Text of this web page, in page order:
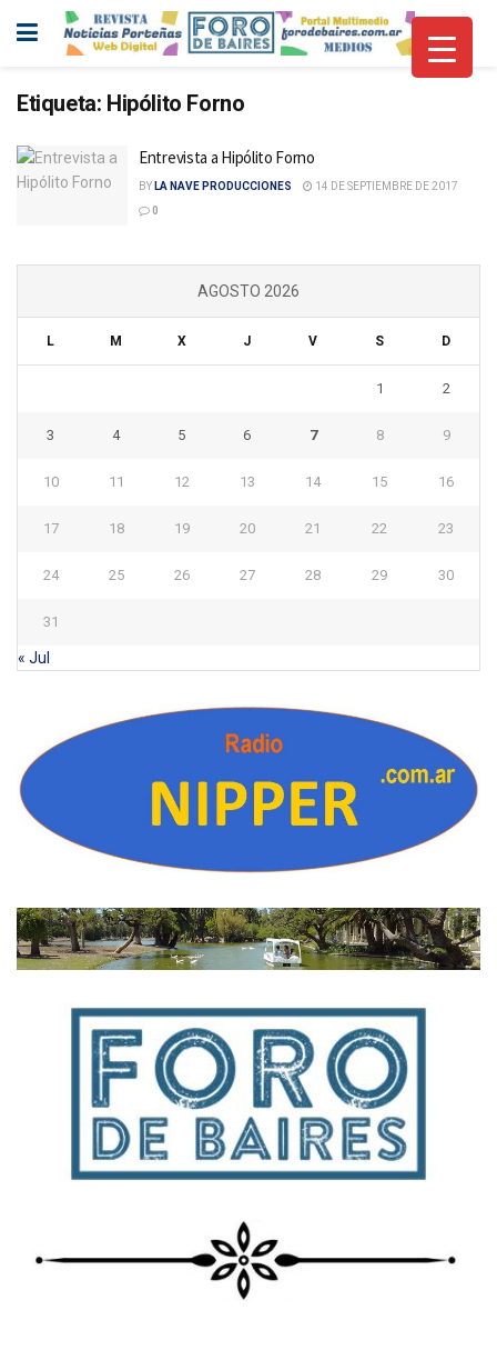
Etiqueta: Hipólito Forno
Entrevista a Hipólito Forno
BY LA NAVE PRODUCCIONES
14 DE SEPTIEMBRE DE 2017
0
AGOSTO 2026
L M X J V S D
1 2
3 4 5 6 7 8 9
10 11 12 13 14 15 16
17 18 19 20 21 22 23
24 25 26 27 28 29 30
31
« Jul